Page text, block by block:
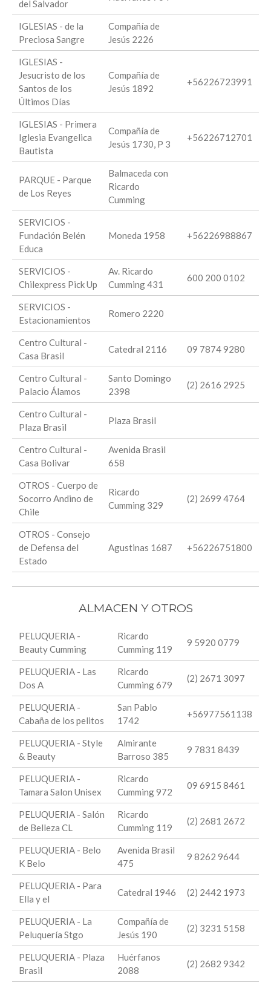
del Salvador
IGLESIAS - de la
Preciosa Sangre
Compañía de
Jesús 2226
IGLESIAS -
Jesucristo de los
Santos de los
Últimos Días
Compañía de
Jesús 1892
+56226723991
IGLESIAS - Primera
Iglesia Evangelica
Bautista
Compañía de
Jesús 1730, P 3
+56226712701
PARQUE - Parque
de Los Reyes
Balmaceda con
Ricardo
Cumming
SERVICIOS -
Fundación Belén
Educa
Moneda 1958 +56226988867
SERVICIOS -
Chilexpress Pick Up
Av. Ricardo
Cumming 431
600 200 0102
SERVICIOS -
Estacionamientos
Romero 2220
Centro Cultural -
Casa Brasil
Catedral 2116 09 7874 9280
Centro Cultural -
Palacio Álamos
Santo Domingo
2398
(2) 2616 2925
Centro Cultural -
Plaza Brasil
Plaza Brasil
Centro Cultural -
Casa Bolivar
Avenida Brasil
658
OTROS - Cuerpo de
Socorro Andino de
Chile
Ricardo
Cumming 329
(2) 2699 4764
OTROS - Consejo
de Defensa del
Estado
Agustinas 1687 +56226751800
ALMACEN Y OTROS
PELUQUERIA -
Beauty Cumming
Ricardo
Cumming 119
9 5920 0779
PELUQUERIA - Las
Dos A
Ricardo
Cumming 679
(2) 2671 3097
PELUQUERIA -
Cabaña de los pelitos
San Pablo
1742
+56977561138
PELUQUERIA - Style
& Beauty
Almirante
Barroso 385
9 7831 8439
PELUQUERIA -
Tamara Salon Unisex
Ricardo
Cumming 972
09 6915 8461
PELUQUERIA - Salón
de Belleza CL
Ricardo
Cumming 119
(2) 2681 2672
PELUQUERIA - Belo
K Belo
Avenida Brasil
475
9 8262 9644
PELUQUERIA - Para
Ella y el
Catedral 1946 (2) 2442 1973
PELUQUERIA - La
Peluquería Stgo
Compañía de
Jesús 190
(2) 3231 5158
PELUQUERIA - Plaza
Brasil
Huérfanos
2088
(2) 2682 9342